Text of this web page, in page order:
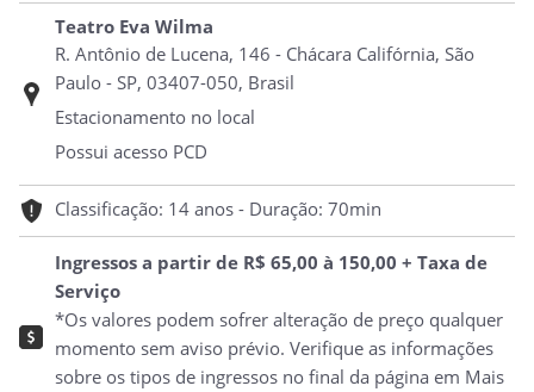
Teatro Eva Wilma
R. Antônio de Lucena, 146 - Chácara Califórnia, São
Paulo - SP, 03407-050, Brasil
Estacionamento no local
Possui acesso PCD
Classificação: 14 anos - Duração: 70min
Ingressos a partir de R$ 65,00 à 150,00 + Taxa de
Serviço
*Os valores podem sofrer alteração de preço qualquer
momento sem aviso prévio. Verifique as informações
sobre os tipos de ingressos no final da página em Mais